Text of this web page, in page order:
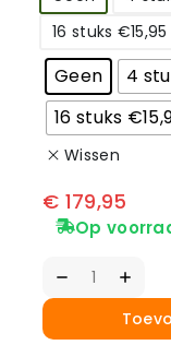
16 stuks €15,95
Geen 4
16 stuks
Wissen
€ 179,95
Op